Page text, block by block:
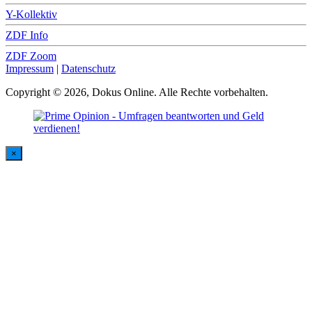
Y-Kollektiv
ZDF Info
ZDF Zoom
Impressum | Datenschutz
Copyright © 2026, Dokus Online. Alle Rechte vorbehalten.
×